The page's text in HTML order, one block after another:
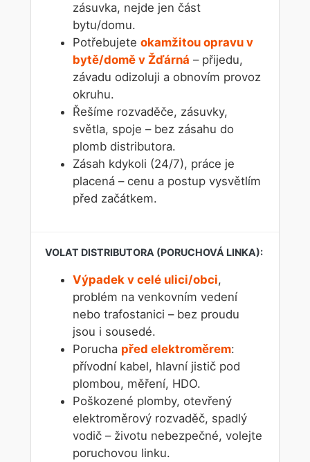
zásuvka, nejde jen část
bytu/domu.
Potřebujete okamžitou opravu v
bytě/domě v Žďárná – přijedu,
závadu odizoluji a obnovím provoz
okruhu.
Řešíme rozvaděče, zásuvky,
světla, spoje – bez zásahu do
plomb distributora.
Zásah kdykoli (24/7), práce je
placená – cenu a postup vysvětlím
před začátkem.
Výpadek v celé ulici/obci,
problém na venkovním vedení
nebo trafostanici – bez proudu
jsou i sousedé.
Porucha před elektroměrem:
přívodní kabel, hlavní jistič pod
plombou, měření, HDO.
Poškozené plomby, otevřený
elektroměrový rozvaděč, spadlý
vodič – životu nebezpečné, volejte
poruchovou linku.